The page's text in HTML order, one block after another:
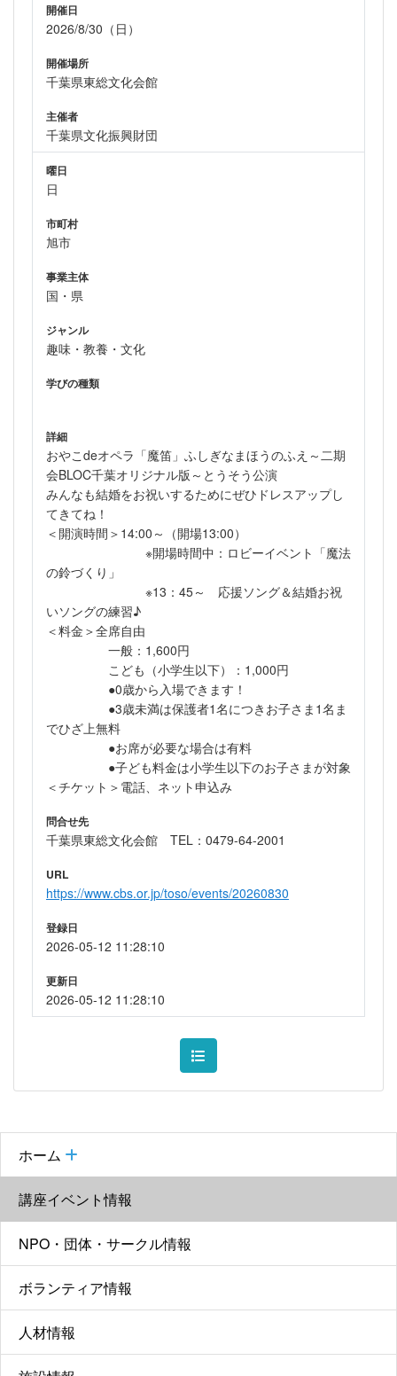
ホーム
講座イベント情報
NPO・団体・サークル情報
ボランティア情報
人材情報
開催日
2026/8/30（日）
開催場所
千葉県東総文化会館
主催者
千葉県文化振興財団
曜日
日
市町村
旭市
事業主体
国・県
ジャンル
趣味・教養・文化
学びの種類
詳細
おやこdeオペラ「魔笛」ふしぎなまほうのふえ～二期
会BLOC千葉オリジナル版～とうそう公演
みんなも結婚をお祝いするためにぜひドレスアップし
てきてね！
＜開演時間＞14:00～（開場13:00）
※開場時間中：ロビーイベント「魔法
の鈴づくり」
※13：45～ 応援ソング＆結婚お祝
いソングの練習♪
＜料金＞全席自由
一般：1,600円
こども（小学生以下）：1,000円
●0歳から入場できます！
●3歳未満は保護者1名につきお子さま1名ま
でひざ上無料
●お席が必要な場合は有料
●子ども料金は小学生以下のお子さまが対象
＜チケット＞電話、ネット申込み
問合せ先
千葉県東総文化会館 TEL：0479-64-2001
URL
https://www.cbs.or.jp/toso/events/20260830
登録日
2026-05-12 11:28:10
更新日
2026-05-12 11:28:10